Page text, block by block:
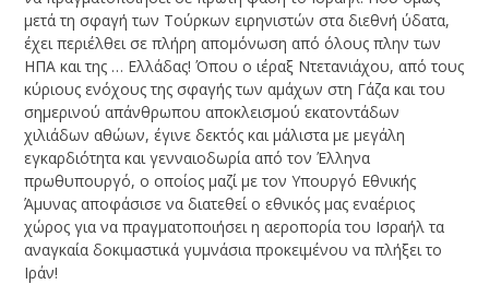
μετά τη σφαγή των Τούρκων ειρηνιστών στα διεθνή ύδατα,
έχει περιέλθει σε πλήρη απομόνωση από όλους πλην των
ΗΠΑ και της … Ελλάδας! Όπου ο ιέραξ Ντετανιάχου, από τους
κύριους ενόχους της σφαγής των αμάχων στη Γάζα και του
σημερινού απάνθρωπου αποκλεισμού εκατοντάδων
χιλιάδων αθώων, έγινε δεκτός και μάλιστα με μεγάλη
εγκαρδιότητα και γενναιοδωρία από τον Έλληνα
πρωθυπουργό, ο οποίος μαζί με τον Υπουργό Εθνικής
Άμυνας αποφάσισε να διατεθεί ο εθνικός μας εναέριος
χώρος για να πραγματοποιήσει η αεροπορία του Ισραήλ τα
αναγκαία δοκιμαστικά γυμνάσια προκειμένου να πλήξει το
Ιράν!